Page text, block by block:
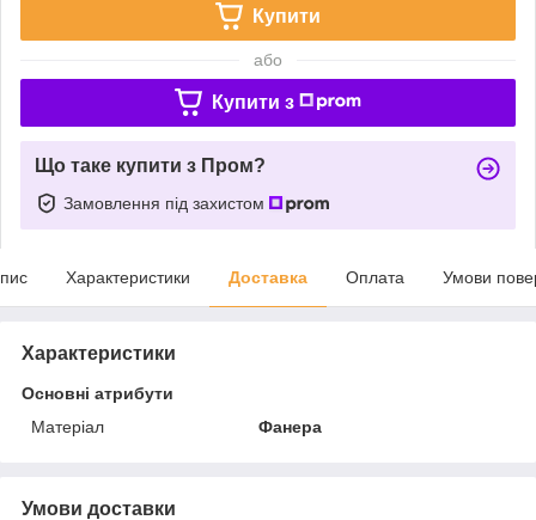
Купити
або
Купити з
Що таке купити з Пром?
Замовлення під захистом
Характеристики Доставка Оплата Умови
Характеристики
Основні атрибути
Матеріал
Фанера
Умови доставки